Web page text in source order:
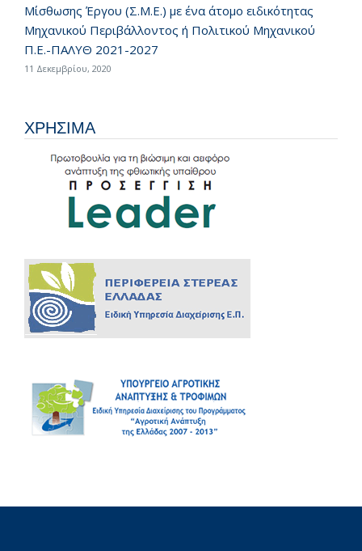
Μίσθωσης Έργου (Σ.Μ.Ε.) με ένα άτομο ειδικότητας
Μηχανικού Περιβάλλοντος ή Πολιτικού Μηχανικού
Π.Ε.-ΠΑΛΥΘ 2021-2027
11 Δεκεμβρίου, 2020
ΧΡΗΣΙΜΑ